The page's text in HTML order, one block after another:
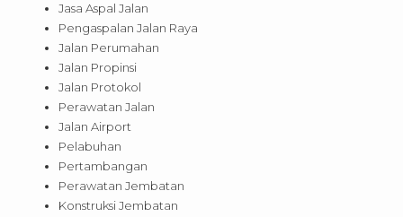
Jasa Aspal Jalan
Pengaspalan Jalan Raya
Jalan Perumahan
Jalan Propinsi
Jalan Protokol
Perawatan Jalan
Jalan Airport
Pelabuhan
Pertambangan
Perawatan Jembatan
Konstruksi Jembatan